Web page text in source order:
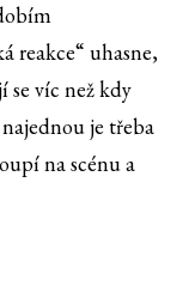
reakce“ uhasne,
víc než kdy
je třeba
na scénu a